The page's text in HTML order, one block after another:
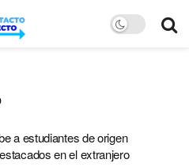
a estudiantes de origen
en el extranjero